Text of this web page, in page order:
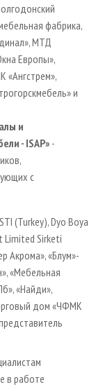
фабрика,
МТД
Европы»,
«Ангстрем»,
и
и
- ISAP» -
с
(Turkey), Dyo Boya
Limited Sirketi
Акрома», «Блум»-
«Мебельная
«Найди»,
дом «ЧФМК
в работе